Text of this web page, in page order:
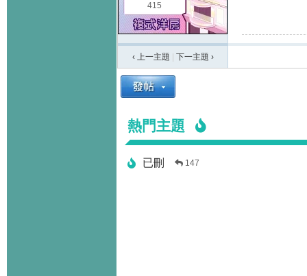
415
‹ 上一主題 下一主題 ›
熱門主題
已刪 147